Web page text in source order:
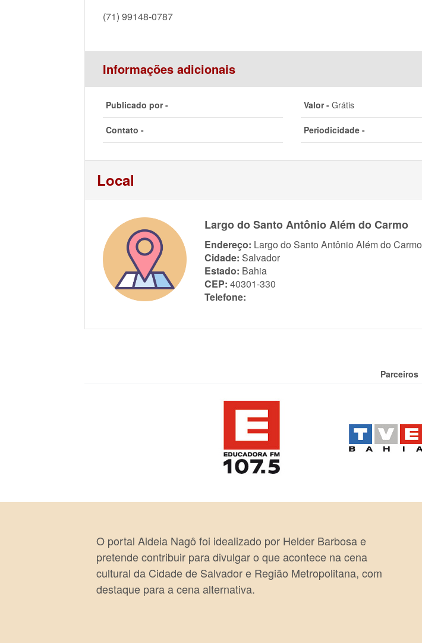
(71) 99148-0787
Informações adicionais
Publicado por - Valor -Grátis
Contato - Periodicidade -
Local
Largo do Santo Antônio Além do Carmo
Endereço: Largo do Santo Antônio Além do Carmo
Cidade: Salvador
Estado: Bahia
CEP: 40301-330
Telefone:
Parceiros
O portal Aldeia Nagô foi idealizado por Helder Barbosa e
pretende contribuir para divulgar o que acontece na cena
cultural da Cidade de Salvador e Região Metropolitana, com
destaque para a cena alternativa.